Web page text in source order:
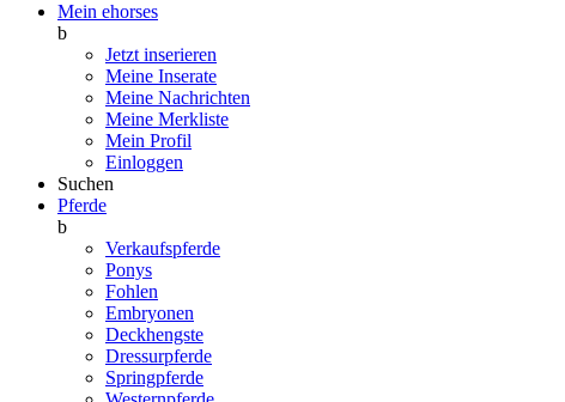
Mein ehorses
b
Jetzt inserieren
Meine Inserate
Meine Nachrichten
Meine Merkliste
Mein Profil
Einloggen
Suchen
Pferde
b
Verkaufspferde
Ponys
Fohlen
Embryonen
Deckhengste
Dressurpferde
Springpferde